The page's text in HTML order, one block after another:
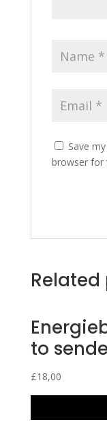
Save
browser for
to
£18,00